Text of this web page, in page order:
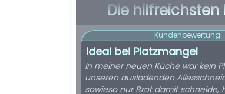
Die
Kundenbewertung:
Ideal bei Platzmangel
In meiner neuen Küche war kein
unseren ausladenden
sowieso nur Brot damit schneide,